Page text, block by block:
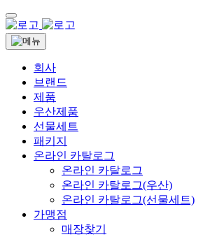
회사
브랜드
제품
우산제품
선물세트
패키지
온라인 카탈로그
온라인 카탈로그
온라인 카탈로그(우산)
온라인 카탈로그(선물세트)
가맹점
매장찾기